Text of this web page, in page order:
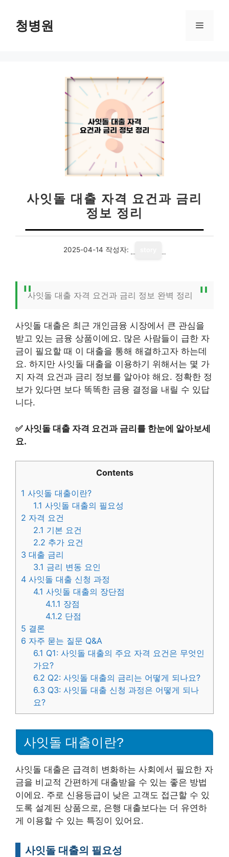
청병원 메
사잇돌 대출 자격 요건과 금리
정보 정리
2025-04-14 작성자:
사잇돌 대출 자격 요건과 금리 정보 완벽 정리
사잇돌 대출은 최근 개인금융 시장에서 큰 관심을
받고 있는 금융 상품이에요. 많은 사람들이 급한 자
금이 필요할 때 이 대출을 통해 해결하고자 하는데
요. 하지만 사잇돌 대출을 이용하기 위해서는 몇 가
지 자격 요건과 금리 정보를 알아야 해요. 정확한 정
보가 있다면 보다 똑똑한 금융 결정을 내릴 수 있답
니다.
✅사잇돌 대출 자격 요건과 금리를 한눈에 알아보세
요.
Contents
1 사잇돌 대출이란?
1.1 사잇돌 대출의 필요성
2 자격 요건
2.1 기본 요건
2.2 추가 요건
3 대출 금리
3.1 금리 변동 요인
4 사잇돌 대출 신청 과정
4.1 사잇돌 대출의 장단점
4.1.1 장점
4.1.2 단점
5 결론
6 자주 묻는 질문 Q&A
6.1 Q1: 사잇돌 대출의 주요 자격 요건은 무엇인
가요?
6.2 Q2: 사잇돌 대출의 금리는 어떻게 되나요?
6.3 Q3: 사잇돌 대출 신청 과정은 어떻게 되나
요?
사잇돌 대출이란?
사잇돌 대출은 급격히 변화하는 사회에서 필요한 자
금을 비교적 간편하게 대출받을 수 있는 좋은 방법
이에요. 주로 신용등급이 낮은 고객도 접근할 수 있
도록 설계된 상품으로, 은행 대출보다는 더 유연하
게 이용할 수 있는 특징이 있어요.
사잇돌 대출의 필요성